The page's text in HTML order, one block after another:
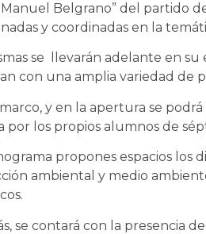
Manuel Belgrano” del partido
y coordinadas en la
se llevarán adelante en
con una amplia variedad de
y en la apertura se
por los propios alumnos de
propones espacios los
ambiental y medio
se contará con la presencia